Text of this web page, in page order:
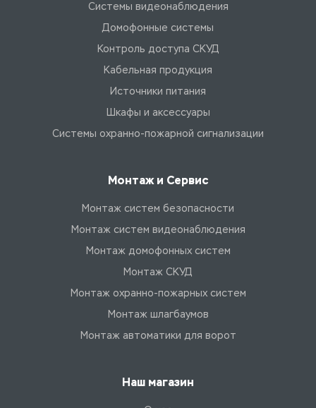
Системы видеонаблюдения
Домофонные системы
Контроль доступа СКУД
Кабельная продукция
Источники питания
Шкафы и аксессуары
Системы охранно-пожарной сигнализации
Монтаж и Сервис
Монтаж систем безопасности
Монтаж систем видеонаблюдения
Монтаж домофонных систем
Монтаж СКУД
Монтаж охранно-пожарных систем
Монтаж шлагбаумов
Монтаж автоматики для ворот
Наш магазин